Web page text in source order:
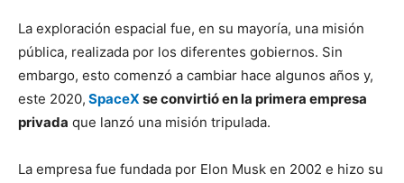
La exploración espacial fue, en su mayoría, una misión
pública, realizada por los diferentes gobiernos. Sin
embargo, esto comenzó a cambiar hace algunos años y,
este 2020, SpaceX se convirtió en la primera empresa
privada que lanzó una misión tripulada.
La empresa fue fundada por Elon Musk en 2002 e hizo su